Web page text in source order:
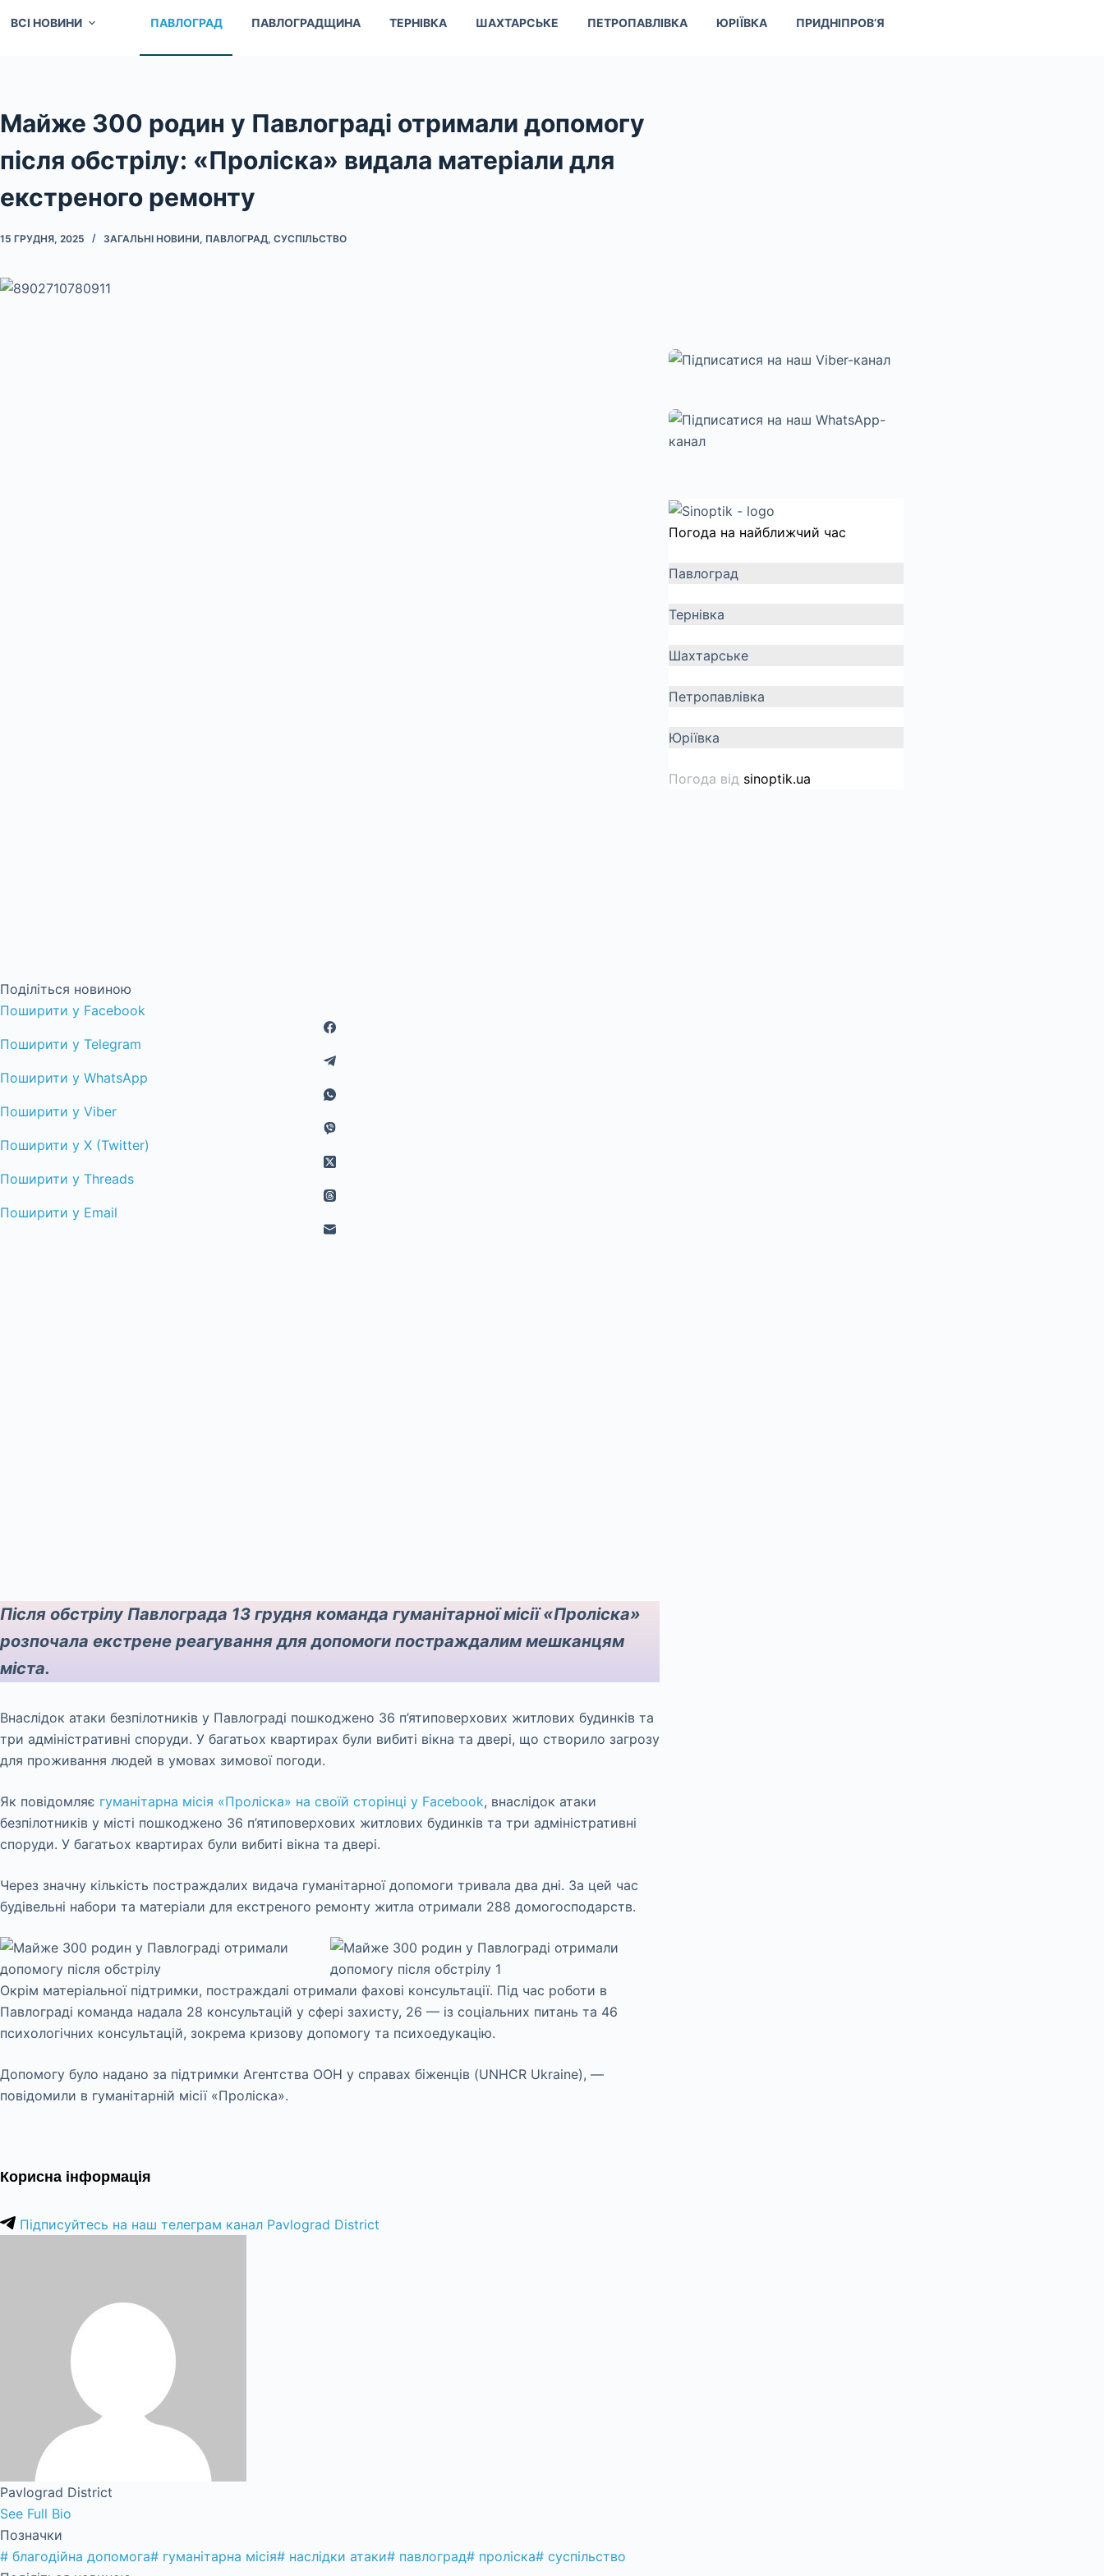
ВСІ НОВИНИ ПАВЛОГРАД ПАВЛОГРАДЩИНА ТЕРНІВКА ШАХТАРСЬКЕ ПЕТРОПАВЛІВКА ЮРІЇВКА ПРИДНІПРОВ’Я
Майже 300 родин у Павлограді отримали допомогу
після обстрілу: «Проліска» видала матеріали для
екстреного ремонту
15 ГРУДНЯ, 2025 ЗАГАЛЬНІ НОВИНИ, ПАВЛОГРАД, СУСПІЛЬСТВО
Поділіться новиною
Поширити у Facebook
Поширити у Telegram
Поширити у WhatsApp
Поширити у Viber
Поширити у X (Twitter)
Поширити у Threads
Поширити у Email
Після обстрілу Павлограда 13 грудня команда гуманітарної місії «Проліска»
розпочала екстрене реагування для допомоги постраждалим мешканцям
міста.
Внаслідок атаки безпілотників у Павлограді пошкоджено 36 п’ятиповерхових житлових будинків та
три адміністративні споруди. У багатьох квартирах були вибиті вікна та двері, що створило загрозу
для проживання людей в умовах зимової погоди.
Як повідомляє гуманітарна місія «Проліска» на своїй сторінці у Facebook, внаслідок атаки
безпілотників у місті пошкоджено 36 п’ятиповерхових житлових будинків та три адміністративні
споруди. У багатьох квартирах були вибиті вікна та двері.
Через значну кількість постраждалих видача гуманітарної допомоги тривала два дні. За цей час
будівельні набори та матеріали для екстреного ремонту житла отримали 288 домогосподарств.
Окрім матеріальної підтримки, постраждалі отримали фахові консультації. Під час роботи в
Павлограді команда надала 28 консультацій у сфері захисту, 26 — із соціальних питань та 46
психологічних консультацій, зокрема кризову допомогу та психоедукацію.
Допомогу було надано за підтримки Агентства ООН у справах біженців (UNHCR Ukraine), —
повідомили в гуманітарній місії «Проліска».
Корисна інформація
Підписуйтесь на наш телеграм канал Pavlograd District
Pavlograd District
See Full Bio
Позначки
# благодійна допомога# гуманітарна місія# наслідки атаки# павлоград# проліска# суспільство
Погода на найближчий час
Павлоград
Тернівка
Шахтарське
Петропавлівка
Юріївка
Погода від sinoptik.ua